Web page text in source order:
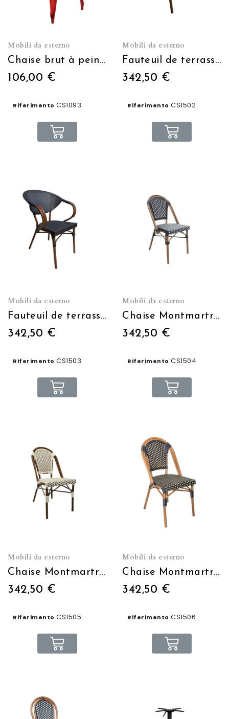
Mobili da esterno
Chaise brut à peindre
106,00 €
Riferimento CS1093
Mobili da esterno
Fauteuil de terrasse Moka gris clair empilable
342,50 €
Riferimento CS1502
Mobili da esterno
Fauteuil de terrasse Moka gris foncé empilable
342,50 €
Riferimento CS1503
Mobili da esterno
Chaise Montmartre noire et blanche empilable
342,50 €
Riferimento CS1504
Mobili da esterno
Chaise Montmartre crème et marron empilable
342,50 €
Riferimento CS1505
Mobili da esterno
Chaise Montmartre noire et or empilable
342,50 €
Riferimento CS1506